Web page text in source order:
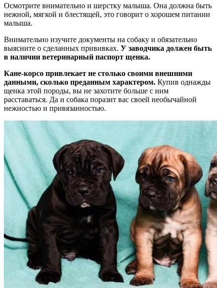
Осмотрите внимательно и шерстку малыша. Она должна быть
нежной, мягкой и блестящей, это говорит о хорошем питании
малыша.
Внимательно изучите документы на собаку и обязательно
выясните о сделанных прививках. У заводчика должен быть
в наличии ветеринарный паспорт щенка.
Кане-корсо привлекает не столько своими внешними
данными, сколько преданным характером. Купив однажды
щенка этой породы, вы не захотите больше с ним
расставаться. Да и собака поразит вас своей необычайной
нежностью и привязанностью.